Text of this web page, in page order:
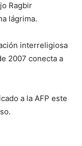
Ragbir
lágrima.
interreligiosa
2007 conecta a
a la AFP este